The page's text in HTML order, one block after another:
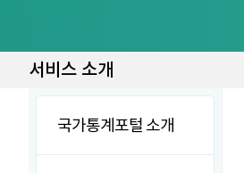
서비스 소개
국가통계포털 소개